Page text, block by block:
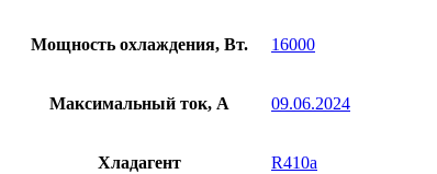
Мощность охлаждения, Вт. 16000
Максимальный ток, А 09.06.2024
Хладагент R410a